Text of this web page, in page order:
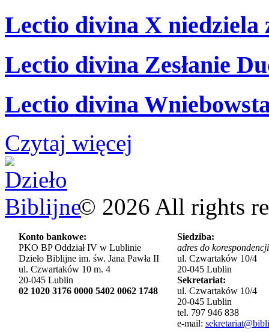
Lectio divina X niedziela
Lectio divina Zesłanie
Lectio divina
Czytaj więcej
© 2026 All rights
Konto bankowe:
PKO BP Oddział IV w Lublinie
Dzieło Biblijne im. św. Jana Pawła II
ul. Czwartaków 10 m. 4
20-045 Lublin
02 1020 3176 0000 5402 0062 1748
Siedziba:
adres do
ul. Czwartaków 10/4
20-045 Lublin
Sekretariat:
ul. Czwartaków 10/4
20-045 Lublin
tel. 797 946 838
e-mail: